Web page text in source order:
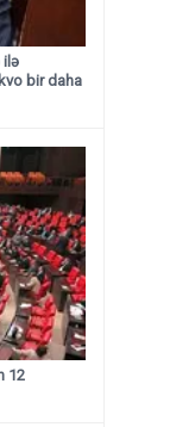
ilə
bir daha
12